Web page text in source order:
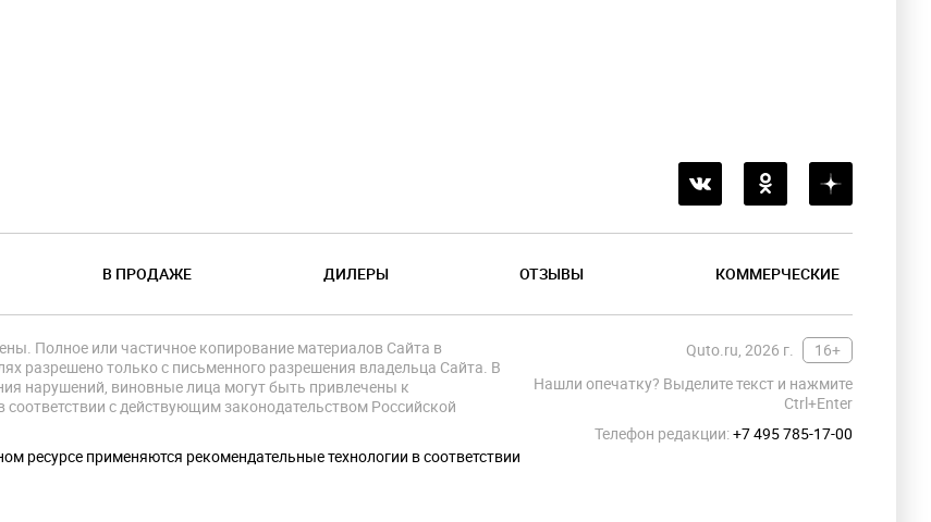
В ПРОДАЖЕ ДИЛЕРЫ ОТЗЫВЫ КОММЕРЧЕСКИЕ
Quto.ru, 2026 г.
16+
Нашли опечатку? Выделите текст и нажмите
Ctrl+Enter
Телефон редакции:+7 495 785-17-00
Полное или частичное копирование материалов Сайта в
разрешено только с письменного разрешения владельца Сайта. В
нарушений, виновные лица могут быть привлечены к
соответствии с действующим законодательством Российской
ресурсе применяются рекомендательные технологии в соответствии